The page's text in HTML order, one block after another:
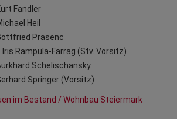
Fandler
Heil
Prasenc
Rampula-Farrag (Stv. Vorsitz)
Schelischansky
Springer (Vorsitz)
im Bestand / Wohnbau Steiermark